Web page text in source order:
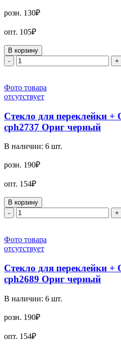
розн. 130₽
опт. 105₽
В корзину
-
+
Фото товара
отсутствует
Стекло для переклейки +
cph2737 Ориг черный
В наличии: 6 шт.
розн. 190₽
опт. 154₽
В корзину
-
+
Фото товара
отсутствует
Стекло для переклейки +
cph2689 Ориг черный
В наличии: 6 шт.
розн. 190₽
опт. 154₽